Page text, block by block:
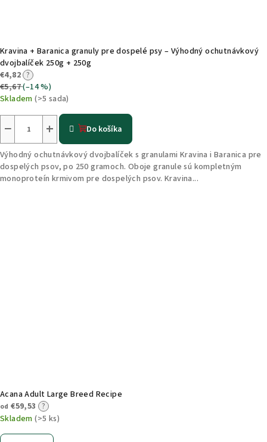
Kravina + Baranica granuly pre dospelé psy – Výhodný ochutnávkový
dvojbalíček 250g + 250g
€4,82 ?
€5,67(–14 %)
Skladem(>5 sada)
+
− Do košíka
Výhodný ochutnávkový dvojbalíček s granulami Kravina i Baranica pre
dospelých psov, po 250 gramoch. Oboje granule sú kompletným
monoproteín krmivom pre dospelých psov. Kravina...
Acana Adult Large Breed Recipe
od €59,53 ?
Skladem(>5 ks)